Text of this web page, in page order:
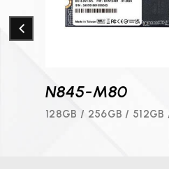
N845-M80
128GB / 256GB / 512GB